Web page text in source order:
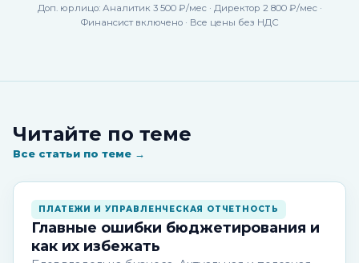
Доп. юрлицо: Аналитик 3 500 ₽/мес · Директор 2 800 ₽/мес ·
Финансист включено · Все цены без НДС
Читайте по теме
Все статьи по теме →
ПЛАТЕЖИ И УПРАВЛЕНЧЕСКАЯ ОТЧЕТНОСТЬ
Главные ошибки бюджетирования и
как их избежать